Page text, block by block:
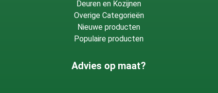
Deuren en Kozijnen
Overige Categorieën
Nieuwe producten
Populaire producten
Advies op maat?